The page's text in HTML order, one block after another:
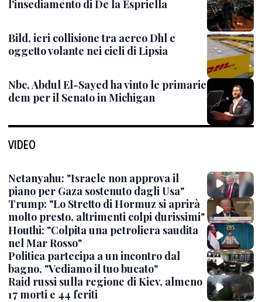
l'insediamento di De la Espriella
Bild, ieri collisione tra aereo Dhl e
oggetto volante nei cieli di Lipsia
Nbc, Abdul El-Sayed ha vinto le primarie
dem per il Senato in Michigan
VIDEO
Netanyahu: "Israele non approva il
piano per Gaza sostenuto dagli Usa"
Trump: "Lo Stretto di Hormuz si aprirà
molto presto, altrimenti colpi durissimi"
Houthi: "Colpita una petroliera saudita
nel Mar Rosso"
Politica partecipa a un incontro dal
bagno, "Vediamo il tuo bucato"
Raid russi sulla regione di Kiev, almeno
17 morti e 44 feriti